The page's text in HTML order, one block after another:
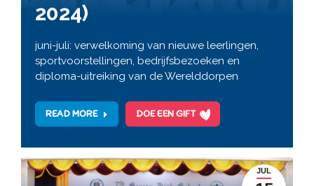
2024)
juni-juli: verwelkoming van nieuwe leerlingen,
sportvoorstellingen, bedrijfsbezoeken en
diploma-uitreiking van de Werelddorpen
READ MORE DOE EEN GIFT
JUL